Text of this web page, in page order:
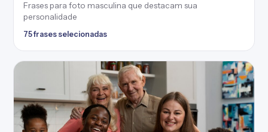
Frases para foto masculina que destacam sua
personalidade
75 frases selecionadas